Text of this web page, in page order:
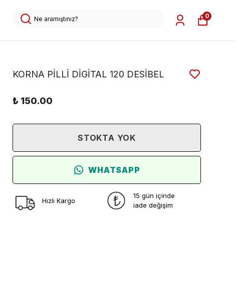
0
KORNA PİLLİ DİGİTAL 120 DESİBEL
₺ 150.00
STOKTA YOK
WHATSAPP
Hızlı Kargo
15 gün içinde
iade değişim